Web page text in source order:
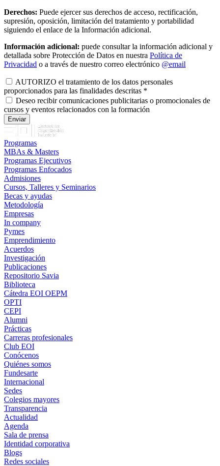
Derechos: Puede ejercer sus derechos de acceso, rectificación,
supresión, oposición, limitación del tratamiento y portabilidad
siguiendo el enlace de la Información adicional.
Información adicional: puede consultar la información adicional y
detallada sobre Protección de Datos en nuestra Política de
Privacidad o a través de nuestro correo electrónico @email
AUTORIZO el tratamiento de los datos personales
proporcionados para las finalidades descritas *
Deseo recibir comunicaciones publicitarias o promocionales de
cursos y eventos relacionados con la formación
Programas
MBAs & Masters
Programas Ejecutivos
Programas Enfocados
Admisiones
Cursos, Talleres y Seminarios
Becas y ayudas
Metodología
Empresas
In company
Pymes
Emprendimiento
Acuerdos
Investigación
Publicaciones
Repositorio Savia
Biblioteca
Cátedra EOI OEPM
OPTI
CEPI
Alumni
Prácticas
Carreras profesionales
Club EOI
Conócenos
Quiénes somos
Fundesarte
Internacional
Sedes
Colegios mayores
Transparencia
Actualidad
Agenda
Sala de prensa
Identidad corporativa
Blogs
Redes sociales